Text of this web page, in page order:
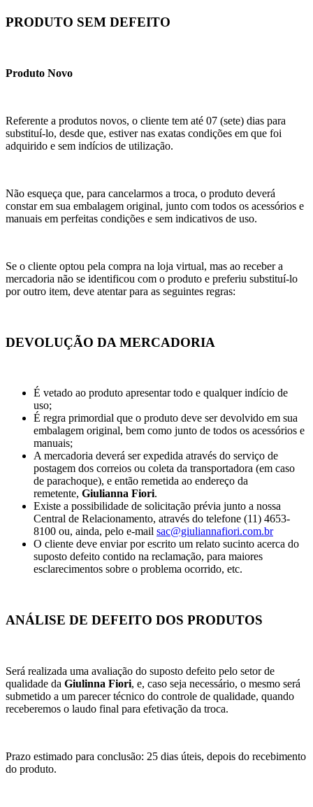
PRODUTO SEM DEFEITO
Produto Novo
Referente a produtos novos, o cliente tem até 07 (sete) dias para
substituí-lo, desde que, estiver nas exatas condições em que foi
adquirido e sem indícios de utilização.
Não esqueça que, para cancelarmos a troca, o produto deverá
constar em sua embalagem original, junto com todos os acessórios e
manuais em perfeitas condições e sem indicativos de uso.
Se o cliente optou pela compra na loja virtual, mas ao receber a
mercadoria não se identificou com o produto e preferiu substituí-lo
por outro item, deve atentar para as seguintes regras:
DEVOLUÇÃO DA MERCADORIA
É vetado ao produto apresentar todo e qualquer indício de
uso;
É regra primordial que o produto deve ser devolvido em sua
embalagem original, bem como junto de todos os acessórios e
manuais;
A mercadoria deverá ser expedida através do serviço de
postagem dos correios ou coleta da transportadora (em caso
de parachoque), e então remetida ao endereço da
remetente, Giulianna Fiori.
Existe a possibilidade de solicitação prévia junto a nossa
Central de Relacionamento, através do telefone (11) 4653-
8100 ou, ainda, pelo e-mail sac@giuliannafiori.com.br
O cliente deve enviar por escrito um relato sucinto acerca do
suposto defeito contido na reclamação, para maiores
esclarecimentos sobre o problema ocorrido, etc.
ANÁLISE DE DEFEITO DOS PRODUTOS
Será realizada uma avaliação do suposto defeito pelo setor de
qualidade da Giulinna Fiori, e, caso seja necessário, o mesmo será
submetido a um parecer técnico do controle de qualidade, quando
receberemos o laudo final para efetivação da troca.
Prazo estimado para conclusão: 25 dias úteis, depois do recebimento
do produto.